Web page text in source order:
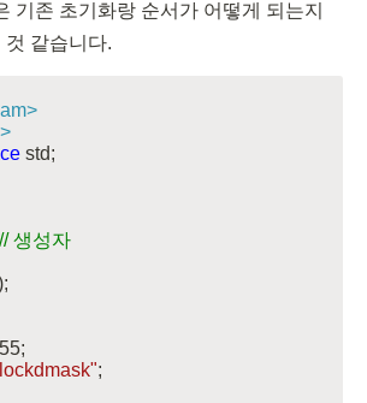
기존 초기화랑 순서가 어떻게 되는지
것 같습니다.
std;
// 생성자
;
;